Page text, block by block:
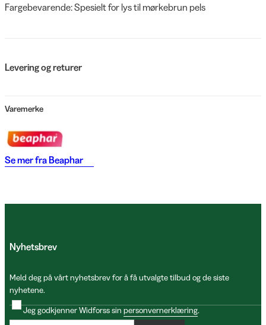
Fargebevarende: Spesielt for lys til mørkebrun pels
Levering og returer
Varemerke
Se mer fra Beaphar
Nyhetsbrev
Meld deg på vårt nyhetsbrev for å få utvalgte tilbud og de siste
nyhetene.
Jeg godkjenner Widforss sin personvernerklæring.